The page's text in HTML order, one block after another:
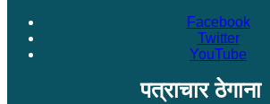
Facebook
Twitter
YouTube
पत्राचार ठेगाना